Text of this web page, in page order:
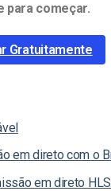
para começar.
Gratuitamente
em direto com o
em direto HLS